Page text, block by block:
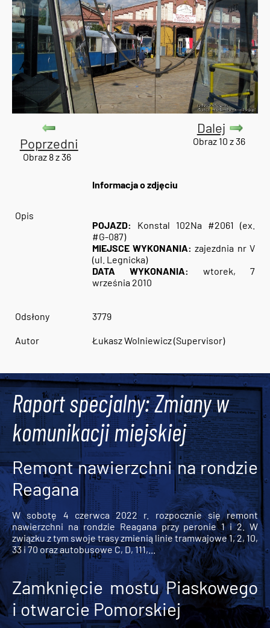
Poprzedni
Obraz 8 z 36
Dalej
Obraz 10 z 36
Informacja o zdjęciu
Opis
POJAZD: Konstal 102Na #2061 (ex.
#G-087)
MIEJSCE WYKONANIA: zajezdnia nr V
(ul. Legnicka)
DATA WYKONANIA: wtorek, 7
września 2010
Odsłony 3779
Autor Łukasz Wolniewicz (Supervisor)
Raport specjalny: Zmiany w
komunikacji miejskiej
Remont nawierzchni na rondzie
Reagana
W sobotę 4 czerwca 2022 r. rozpocznie się remont
nawierzchni na rondzie Reagana przy peronie 1 i 2. W
związku z tym swoje trasy zmienią linie tramwajowe 1, 2, 10,
33 i 70 oraz autobusowe C, D, 111,...
Zamknięcie mostu Piaskowego
i otwarcie Pomorskiej